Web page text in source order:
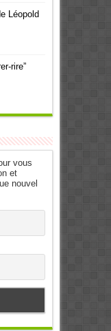
Léopold
rire”
vous
et
nouvel